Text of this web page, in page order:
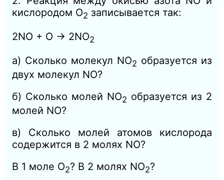
кислородом O2 записывается так:
2NO + O → 2NO2
а) Сколько молекул NO2 образуется из
двух молекул NO?
б) Сколько молей NО2 образуется из 2
молей NO?
в) Сколько молей атомов кислорода
содержится в 2 молях NO?
В 1 моле O2? В 2 молях NO2?